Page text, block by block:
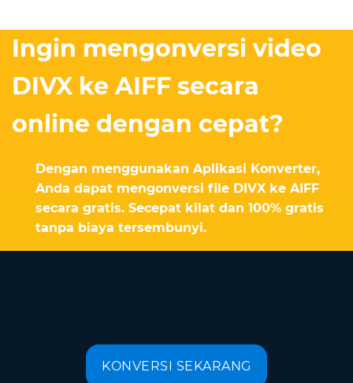
Ingin mengonversi video
DIVX ke AIFF secara
online dengan cepat?
Dengan menggunakan Aplikasi Konverter,
Anda dapat mengonversi file DIVX ke AIFF
secara gratis. Secepat kilat dan 100% gratis
tanpa biaya tersembunyi.
KONVERSI SEKARANG